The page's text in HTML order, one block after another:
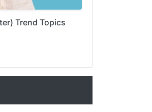
Trend Topics